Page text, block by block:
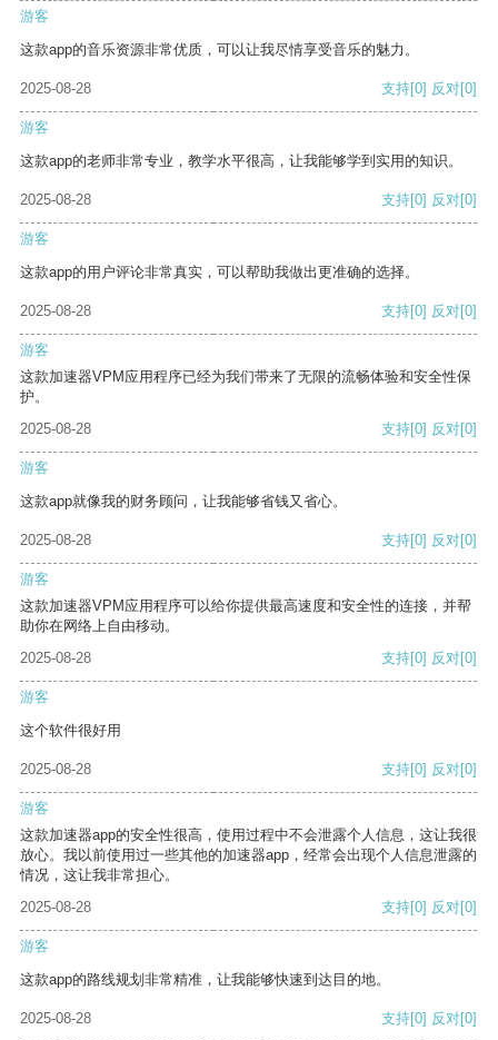
游客
这款app的音乐资源非常优质，可以让我尽情享受音乐的魅力。
2025-08-28 支持[0] 反对[0]
游客
这款app的老师非常专业，教学水平很高，让我能够学到实用的知识。
2025-08-28 支持[0] 反对[0]
游客
这款app的用户评论非常真实，可以帮助我做出更准确的选择。
2025-08-28 支持[0] 反对[0]
游客
这款加速器VPM应用程序已经为我们带来了无限的流畅体验和安全性保
护。
2025-08-28
支持[0] 反对[0]
游客
这款app就像我的财务顾问，让我能够省钱又省心。
2025-08-28 支持[0] 反对[0]
游客
这款加速器VPM应用程序可以给你提供最高速度和安全性的连接，并帮
助你在网络上自由移动。
2025-08-28
支持[0] 反对[0]
游客
这个软件很好用
2025-08-28 支持[0] 反对[0]
游客
这款加速器app的安全性很高，使用过程中不会泄露个人信息，这让我很
放心。我以前使用过一些其他的加速器app，经常会出现个人信息泄露的
情况，这让我非常担心。
2025-08-28
支持[0] 反对[0]
游客
这款app的路线规划非常精准，让我能够快速到达目的地。
2025-08-28 支持[0] 反对[0]